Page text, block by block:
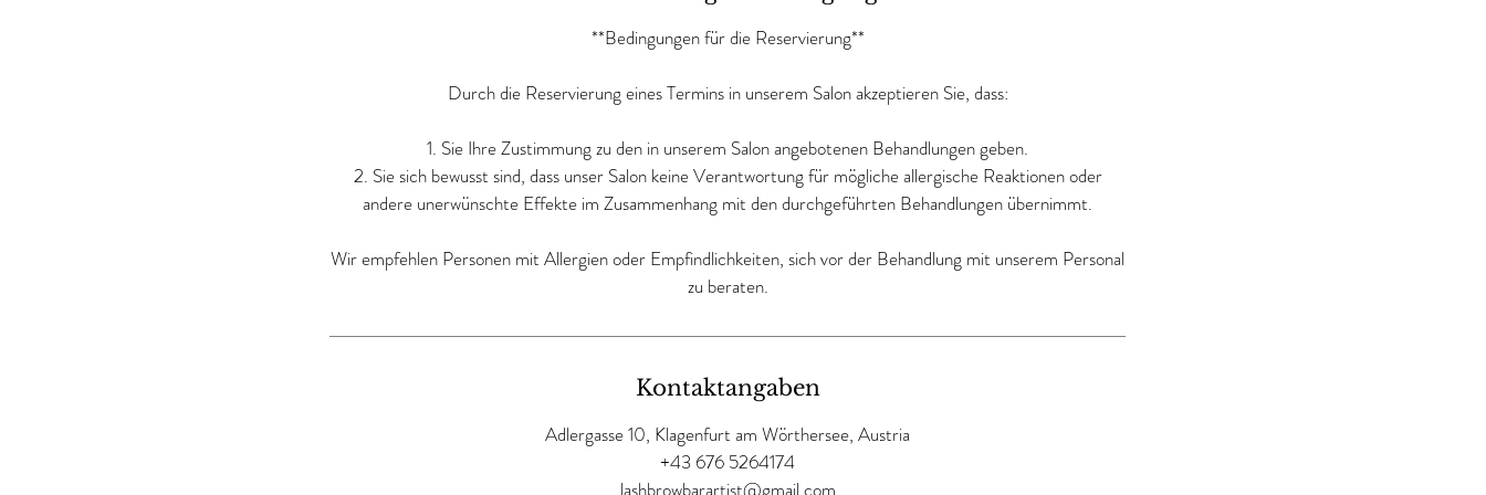
**Bedingungen für die Reservierung**
Durch die Reservierung eines Termins in unserem Salon akzeptieren Sie, dass:
1. Sie Ihre Zustimmung zu den in unserem Salon angebotenen Behandlungen geben.
2. Sie sich bewusst sind, dass unser Salon keine Verantwortung für mögliche allergische Reaktionen oder
andere unerwünschte Effekte im Zusammenhang mit den durchgeführten Behandlungen übernimmt.
Wir empfehlen Personen mit Allergien oder Empfindlichkeiten, sich vor der Behandlung mit unserem Personal
zu beraten.
Kontaktangaben
Adlergasse 10, Klagenfurt am Wörthersee, Austria
+43 676 5264174
lashbrowbarartist@gmail.com